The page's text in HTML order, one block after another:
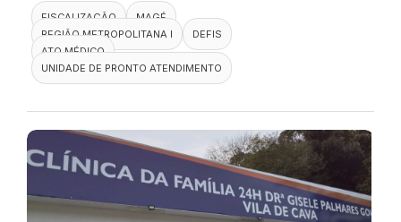
FISCALIZAÇÃO
MAGÉ
REGIÃO METROPOLITANA I
DEFIS
ATO MÉDICO
UNIDADE DE PRONTO ATENDIMENTO